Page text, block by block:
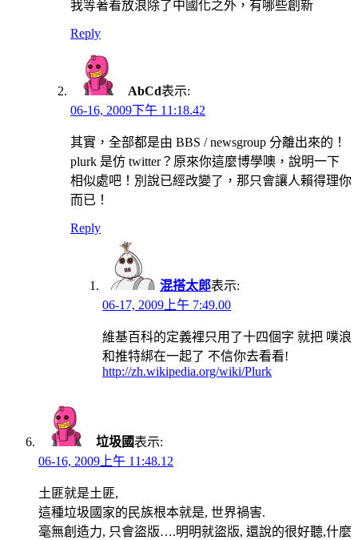
我等著看放浪除了中國化之外，有哪些創新
Reply
AbCd表示:
06-16, 2009下午 11:18.42
其實，全部都是由 BBS / newsgroup 分離出來的！
plurk 是仿 twitter？原來你這麼博學噢，說明一下
相似處吧！別說已經改變了，那只會讓人賴得理你
而已！
Reply
混搭太郎表示:
06-17, 2009上午 7:49.00
維基百科的定義裡只用了十四個字 就把 噗浪
和推特綁在一起了 不信你去看看!
http://zh.wikipedia.org/wiki/Plurk
垃圾國表示:
06-16, 2009上午 11:48.12
土匪就是土匪,
這種垃圾國家的民族根本就是, 世界禍害.
毫無創造力, 只會盜版….明明就盜版, 還說的很好聽,什麼